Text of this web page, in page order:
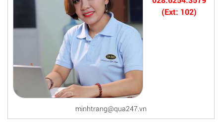
(Ext: 102)
minhtrang@qua247.vn